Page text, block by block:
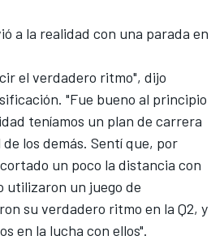
a la realidad con una parada en
el verdadero ritmo", dijo
"Fue bueno al principio
teníamos un plan de carrera
los demás. Sentí que, por
un poco la distancia con
utilizaron un juego de
su verdadero ritmo en la Q2, y
en la lucha con ellos".